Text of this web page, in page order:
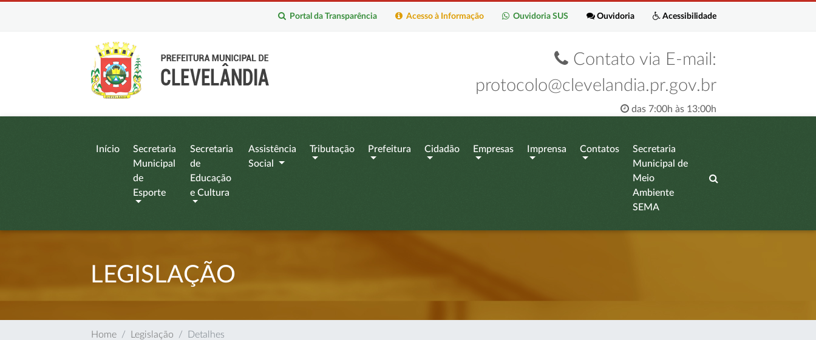
Acessibilidade
Ouvidoria
Ouvidoria SUS
Acesso à Informação
Portal da Transparência
Contato via E-mail:
protocolo@clevelandia.pr.gov.br
das 7:00h às 13:00h
Início
Secretaria
Municipal
de
Esporte
Secretaria
de
Educação
e Cultura
Assistência
Social
Tributação Prefeitura Cidadão Empresas Imprensa Contatos
Secretaria
Municipal de
Meio
Ambiente
SEMA
LEGISLAÇÃO
Home Legislação Detalhes